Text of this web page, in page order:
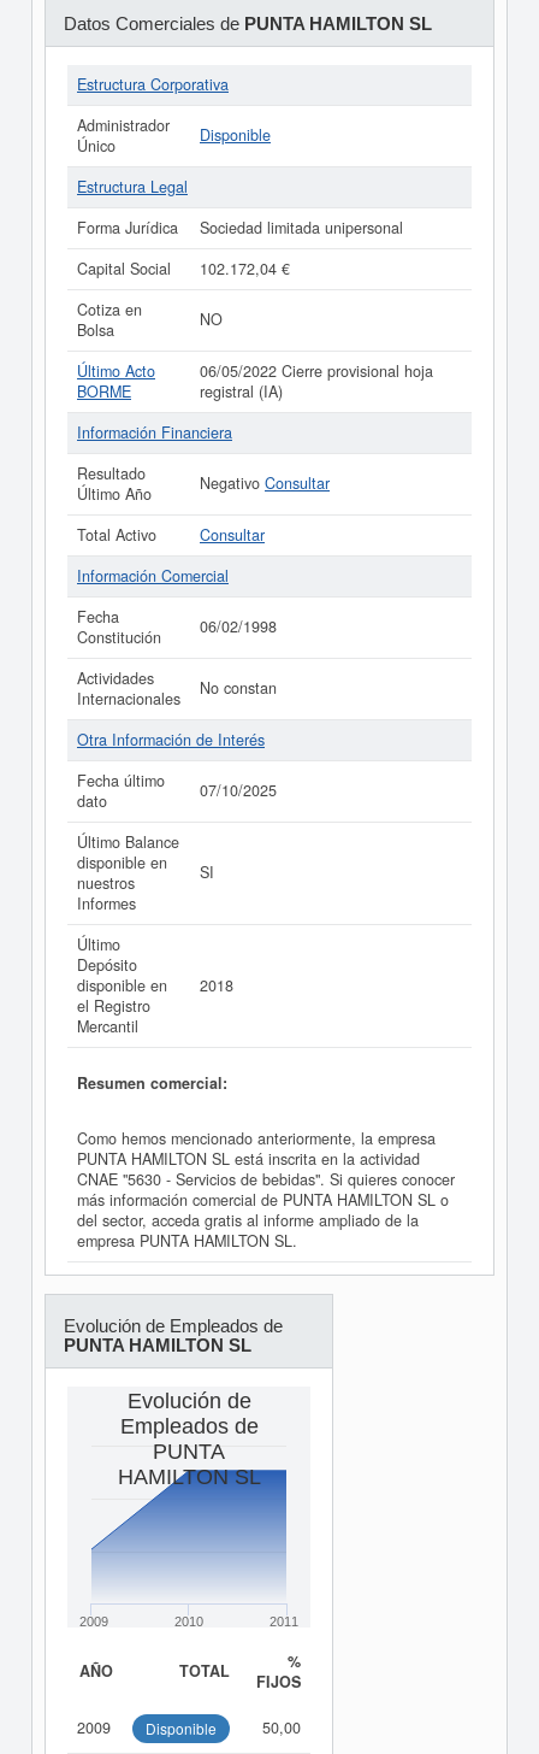
Datos Comerciales de PUNTA HAMILTON SL
Estructura Corporativa
Administrador
Único
Disponible
Estructura Legal
Forma Jurídica
Sociedad limitada unipersonal
Capital Social
102.172,04 €
Cotiza en
Bolsa
NO
Último Acto
BORME
06/05/2022 Cierre provisional hoja
registral (IA)
Información Financiera
Resultado
Último Año
Negativo Consultar
Total Activo
Consultar
Información Comercial
Fecha
Constitución
06/02/1998
Actividades
Internacionales
No constan
Otra Información de Interés
Fecha último
dato
07/10/2025
Último Balance
disponible en
nuestros
Informes
SI
Último
Depósito
disponible en
el Registro
Mercantil
2018
Resumen comercial:
Como hemos mencionado anteriormente, la empresa
PUNTA HAMILTON SL está inscrita en la actividad
CNAE "5630 - Servicios de bebidas". Si quieres conocer
más información comercial de PUNTA HAMILTON SL o
del sector, acceda gratis al informe ampliado de la
empresa PUNTA HAMILTON SL.
Evolución de Empleados de
PUNTA HAMILTON SL
Evolución de
Empleados de
PUNTA
HAMILTON SL
2009 2010 2011
AÑO TOTAL
%
FIJOS
2009 Disponible 50,00